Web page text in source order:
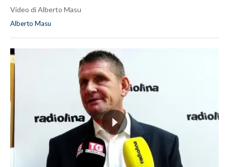
Video di Alberto Masu
Alberto Masu